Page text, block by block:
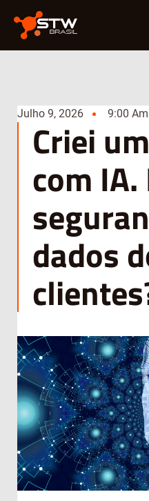
Julho 9, 2026 9:00 Am
Criei
com IA.
dados